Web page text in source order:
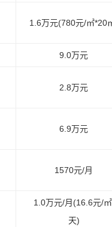
1.6万元(780元/㎡*20
9.0万元
2.8万元
6.9万元
1570元/月
1.0万元/月(16.6元/
天)